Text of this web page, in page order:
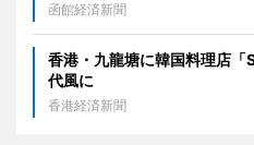
函館経済新聞
香港・九龍塘に韓国料理店
代風に
香港経済新聞